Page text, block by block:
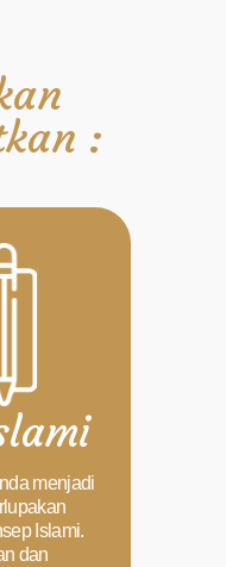
:
menjadi
Islami.
dan